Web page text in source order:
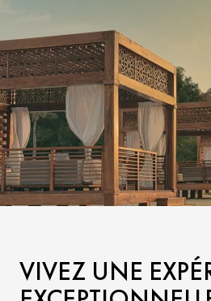
VIVEZ UNE